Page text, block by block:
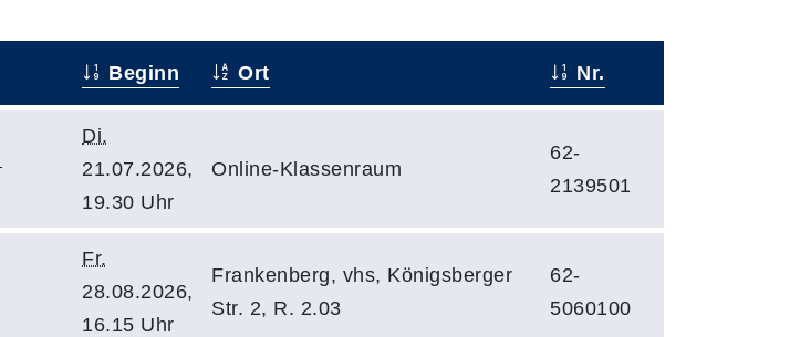
Beginn Ort Nr.
Di.
21.07.2026,
19.30 Uhr
Online-Klassenraum
62-
2139501
Fr.
28.08.2026,
16.15 Uhr
Frankenberg, vhs, Königsberger
Str. 2, R. 2.03
62-
5060100